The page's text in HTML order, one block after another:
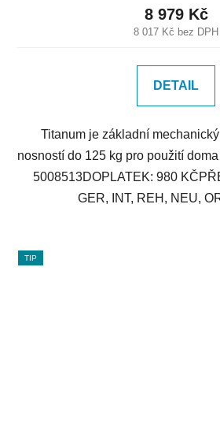
8 017 Kč bez DPH
8 979 Kč
DETAIL
Titanum je základní
nosností do 125 kg pro použití
5008513DOPLATEK: 980
GER, INT, REH, NEU,
TIP